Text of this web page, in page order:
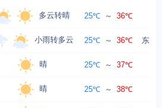
多云转晴 25℃ ～ 36℃
小雨转多云 25℃ ～ 36℃ 东南
晴 25℃ ～ 37℃
晴 25℃ ～ 38℃